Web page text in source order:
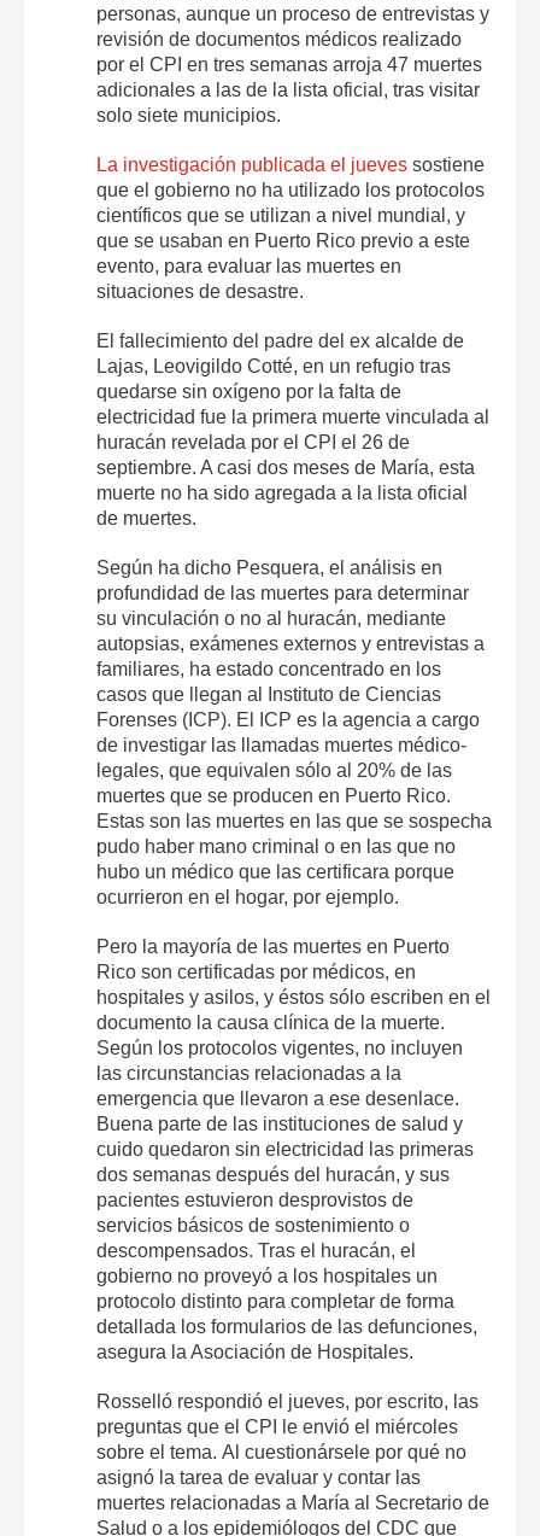
personas, aunque un proceso de entrevistas y
revisión de documentos médicos realizado
por el CPI en tres semanas arroja 47 muertes
adicionales a las de la lista oficial, tras visitar
solo siete municipios.
La investigación publicada el jueves sostiene
que el gobierno no ha utilizado los protocolos
científicos que se utilizan a nivel mundial, y
que se usaban en Puerto Rico previo a este
evento, para evaluar las muertes en
situaciones de desastre.
El fallecimiento del padre del ex alcalde de
Lajas, Leovigildo Cotté, en un refugio tras
quedarse sin oxígeno por la falta de
electricidad fue la primera muerte vinculada al
huracán revelada por el CPI el 26 de
septiembre. A casi dos meses de María, esta
muerte no ha sido agregada a la lista oficial
de muertes.
Según ha dicho Pesquera, el análisis en
profundidad de las muertes para determinar
su vinculación o no al huracán, mediante
autopsias, exámenes externos y entrevistas a
familiares, ha estado concentrado en los
casos que llegan al Instituto de Ciencias
Forenses (ICP). El ICP es la agencia a cargo
de investigar las llamadas muertes médico-
legales, que equivalen sólo al 20% de las
muertes que se producen en Puerto Rico.
Estas son las muertes en las que se sospecha
pudo haber mano criminal o en las que no
hubo un médico que las certificara porque
ocurrieron en el hogar, por ejemplo.
Pero la mayoría de las muertes en Puerto
Rico son certificadas por médicos, en
hospitales y asilos, y éstos sólo escriben en el
documento la causa clínica de la muerte.
Según los protocolos vigentes, no incluyen
las circunstancias relacionadas a la
emergencia que llevaron a ese desenlace.
Buena parte de las instituciones de salud y
cuido quedaron sin electricidad las primeras
dos semanas después del huracán, y sus
pacientes estuvieron desprovistos de
servicios básicos de sostenimiento o
descompensados. Tras el huracán, el
gobierno no proveyó a los hospitales un
protocolo distinto para completar de forma
detallada los formularios de las defunciones,
asegura la Asociación de Hospitales.
Rosselló respondió el jueves, por escrito, las
preguntas que el CPI le envió el miércoles
sobre el tema. Al cuestionársele por qué no
asignó la tarea de evaluar y contar las
muertes relacionadas a María al Secretario de
Salud o a los epidemiólogos del CDC que